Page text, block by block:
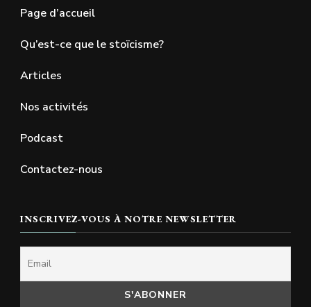
Page d’accueil
Qu’est-ce que le stoïcisme?
Articles
Nos activités
Podcast
Contactez-nous
INSCRIVEZ-VOUS À NOTRE NEWSLETTER